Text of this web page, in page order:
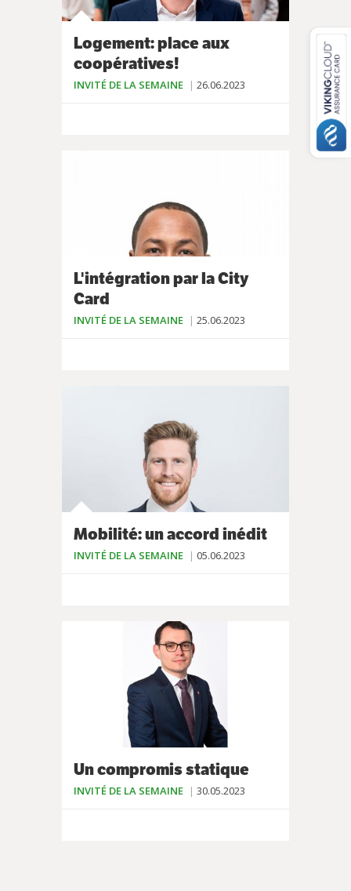
Logement: place aux
coopératives!
INVITÉ DE LA SEMAINE 26.06.2023
L'intégration par la City
Card
INVITÉ DE LA SEMAINE 25.06.2023
Mobilité: un accord inédit
INVITÉ DE LA SEMAINE 05.06.2023
Un compromis statique
INVITÉ DE LA SEMAINE 30.05.2023